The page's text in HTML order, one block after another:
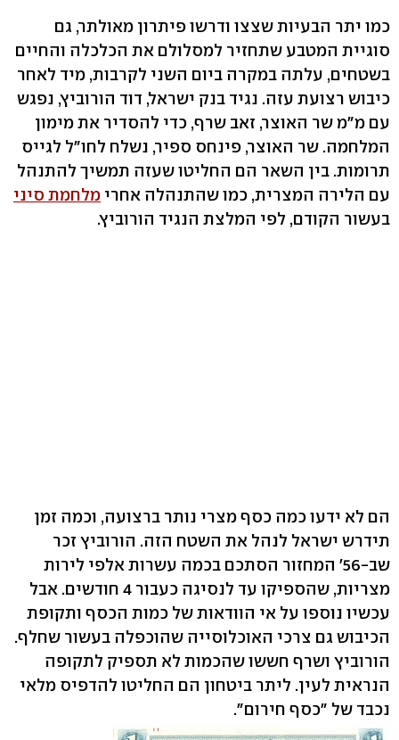
כמו יתר הבעיות שצצו ודרשו פיתרון מאולתר, גם
סוגיית המטבע שתחזיר למסלולם את הכלכלה והחיים
בשטחים, עלתה במקרה ביום השני לקרבות, מיד לאחר
כיבוש רצועת עזה. נגיד בנק ישראל, דוד הורוביץ, נפגש
עם מ"מ שר האוצר, זאב שרף, כדי להסדיר את מימון
המלחמה. שר האוצר, פינחס ספיר, נשלח לחו"ל לגייס
תרומות. בין השאר הם החליטו שעזה תמשיך להתנהל
עם הלירה המצרית, כמו שהתנהלה אחרי מלחמת סיני
בעשור הקודם, לפי המלצת הנגיד הורוביץ.
הם לא ידעו כמה כסף מצרי נותר ברצועה, וכמה זמן
תידרש ישראל לנהל את השטח הזה. הורוביץ זכר
שב-56' המחזור הסתכם בכמה עשרות אלפי לירות
מצריות, שהספיקו עד לנסיגה כעבור 4 חודשים. אבל
עכשיו נוספו על אי הוודאות של כמות הכסף ותקופת
הכיבוש גם צרכי האוכלוסייה שהוכפלה בעשור שחלף.
הורוביץ ושרף חששו שהכמות לא תספיק לתקופה
הנראית לעין. ליתר ביטחון הם החליטו להדפיס מלאי
נכבד של "כסף חירום".